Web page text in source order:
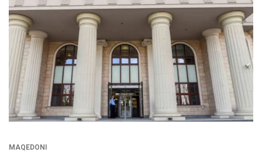
MAQEDONI